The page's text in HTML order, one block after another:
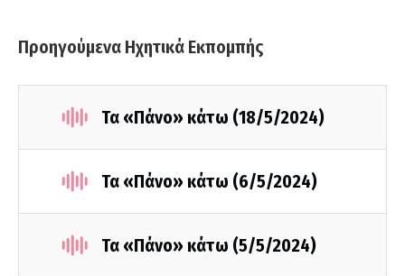
Προηγούμενα Ηχητικά Εκπομπής
Τα «Πάνο» κάτω (18/5/2024)
Τα «Πάνο» κάτω (6/5/2024)
Τα «Πάνο» κάτω (5/5/2024)